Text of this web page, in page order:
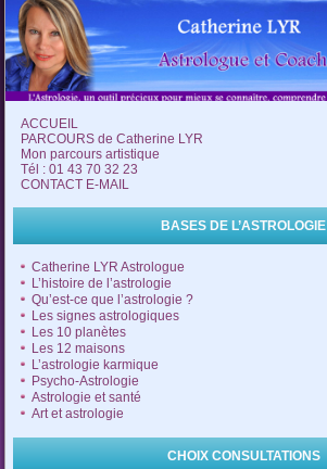
ACCUEIL
PARCOURS de Catherine LYR
Mon parcours artistique
Tél : 01 43 70 32 23
CONTACT E-MAIL
BASES DE L’ASTROLOGIE
Catherine LYR Astrologue
L’histoire de l’astrologie
Qu’est-ce que l’astrologie ?
Les signes astrologiques
Les 10 planètes
Les 12 maisons
L’astrologie karmique
Psycho-Astrologie
Astrologie et santé
Art et astrologie
CHOIX CONSULTATIONS